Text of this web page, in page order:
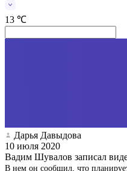
13 ℃
Дарья Давыдова
10 июля 2020
Вадим Шувалов записал
В нем он сообщил, что